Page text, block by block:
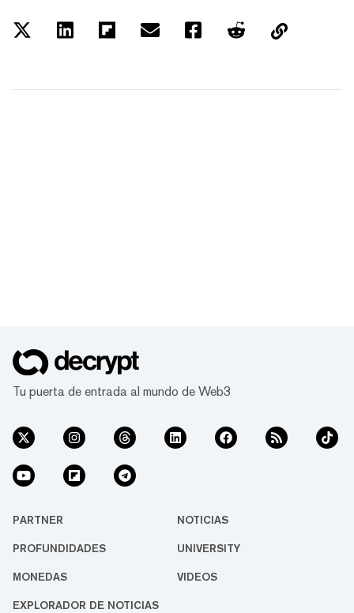
Tu puerta de entrada al mundo de Web3
PARTNER NOTICIAS
PROFUNDIDADES UNIVERSITY
MONEDAS VIDEOS
EXPLORADOR DE NOTICIAS